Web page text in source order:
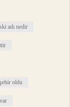
adı nedir
oldu